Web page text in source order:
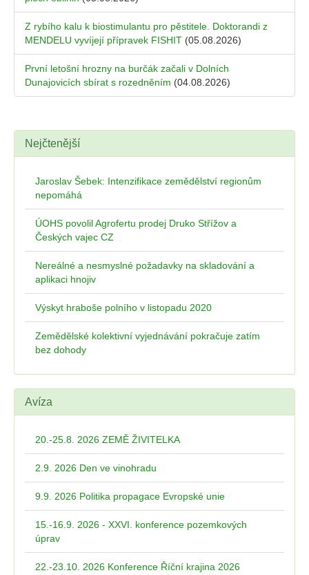
Z rybího kalu k biostimulantu pro pěstitele. Doktorandi z
MENDELU vyvíjejí přípravek FISHIT (05.08.2026)
První letošní hrozny na burčák začali v Dolních
Dunajovicích sbírat s rozedněním (04.08.2026)
Nejčtenější
Jaroslav Šebek: Intenzifikace zemědělství regionům
nepomáhá
ÚOHS povolil Agrofertu prodej Druko Střížov a
Českých vajec CZ
Nereálné a nesmyslné požadavky na skladování a
aplikaci hnojiv
Výskyt hraboše polního v listopadu 2020
Zemědělské kolektivní vyjednávání pokračuje zatím
bez dohody
Avíza
20.-25.8. 2026 ZEMĚ ŽIVITELKA
2.9. 2026 Den ve vinohradu
9.9. 2026 Politika propagace Evropské unie
15.-16.9. 2026 - XXVI. konference pozemkových
úprav
22.-23.10. 2026 Konference Říční krajina 2026